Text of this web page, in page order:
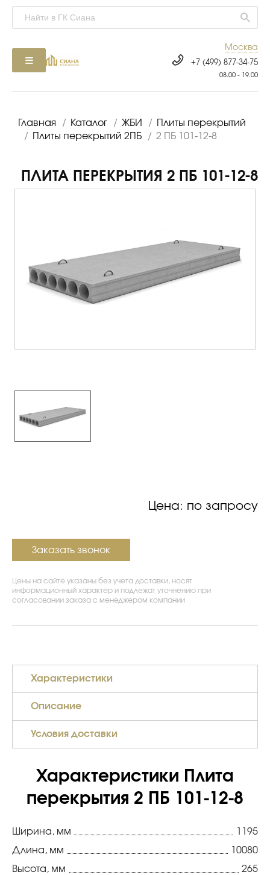
Москва
+7 (499) 877-34-75
08.00 - 19.00
Главная / Каталог / ЖБИ /
Плиты перекрытий
/
Плиты перекрытий 2ПБ / 2 ПБ 101-12-8
ПЛИТА ПЕРЕКРЫТИЯ 2 ПБ 101-12-8
Цена: по запросу
Заказать звонок
Цены на сайте указаны без учета доставки, носят
информационный характер и подлежат уточнению при
согласовании заказа с менеджером компании
Характеристики
Описание
Условия доставки
Характеристики Плита
перекрытия 2 ПБ 101-12-8
Ширина, мм
1195
Длина, мм
10080
Высота, мм
265